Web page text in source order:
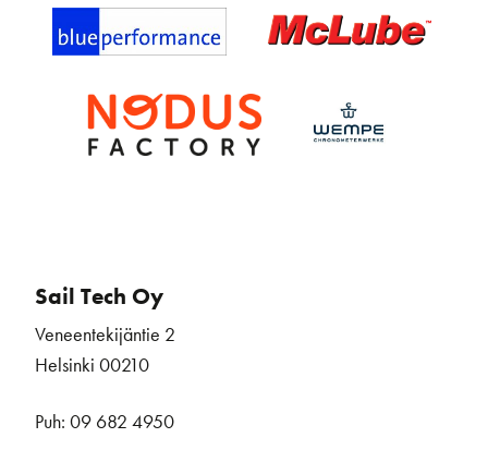
Sail Tech Oy
Veneentekijäntie 2
Helsinki 00210
Puh: 09 682 4950